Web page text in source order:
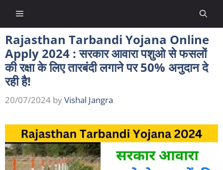
Menu
Rajasthan Tarbandi Yojana Online
Apply 2024 : सरकार आवारा पशुओ से फसलों
की रक्षा के लिए तारबंदी लगाने पर 50% अनुदान दे
रही है!
20/07/2024 byVishal Jangra